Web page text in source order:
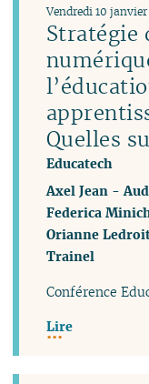
Stratégie
Quelles
Educatech
Vendredi 10
Axel Jean -
Federica
Orianne
Trainel
Conférence
Lire